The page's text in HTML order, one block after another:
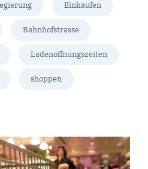
Einkaufen
Bahnhofstrasse
Ladenöffnungszeiten
shoppen